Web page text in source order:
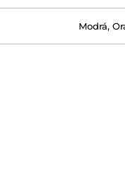
Modrá,